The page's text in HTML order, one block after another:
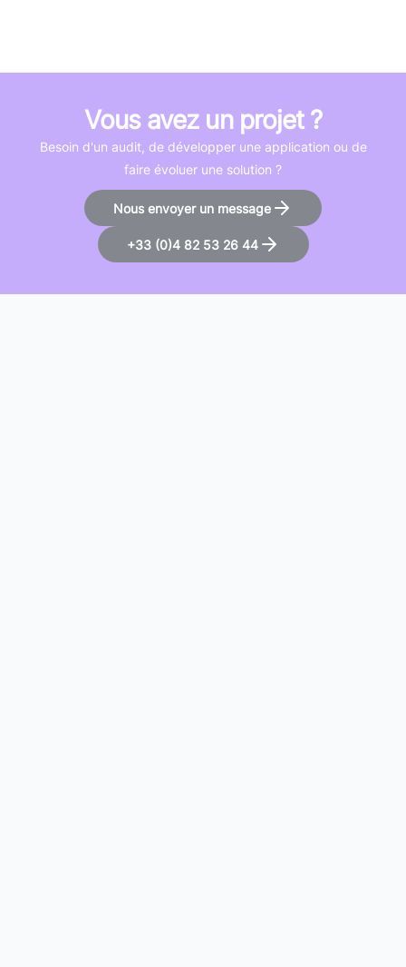
Vous avez un projet ?
Besoin d'un audit, de développer une application ou de
faire évoluer une solution ?
Nous envoyer un message
+33 (0)4 82 53 26 44